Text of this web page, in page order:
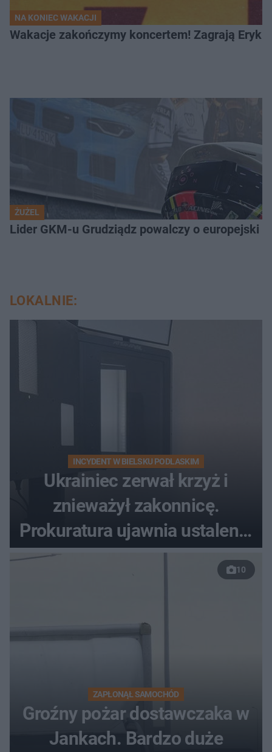
NA KONIEC WAKACJI
Wakacje zakończymy koncertem! Zagrają Eryk
ŻUŻEL
Lider GKM-u Grudziądz powalczy o europejski
LOKALNIE:
INCYDENT W BIELSKU PODLASKIM
Ukrainiec zerwał krzyż i
znieważył zakonnicę.
Prokuratura ujawnia ustalenia
w sprawie 26-latka
10
ZAPŁONĄŁ SAMOCHÓD
Groźny pożar dostawczaka w
Jankach. Bardzo duże